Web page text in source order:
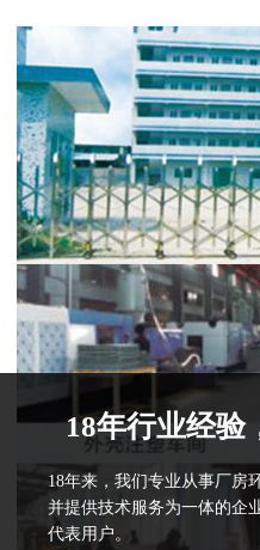
18年行业经验
18年来，我们专业从事厂房
并提供技术服务为一体的企
代表用户。